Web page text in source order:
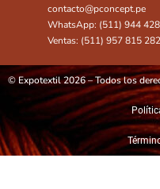
contacto@pconcept.pe
WhatsApp: (511) 944
Ventas: (511) 957 815 282
© Expotextil 2026 – Todos los